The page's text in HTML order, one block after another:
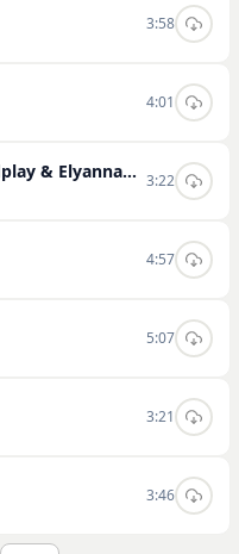
3:58
4:01
Stromae & Pomme & Coldplay & Elyanna & Arcane & League of Legends 3:22
4:57
5:07
3:21
3:46